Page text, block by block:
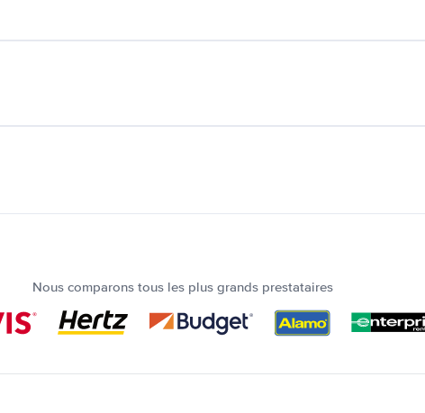
Nous comparons tous les plus grands prestataires